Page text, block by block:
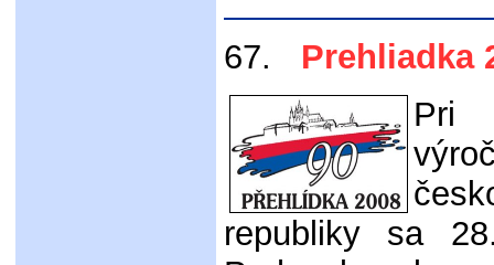
67.
Prehliadka
Pri
republiky sa